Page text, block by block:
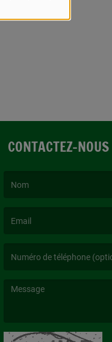
CONTACTEZ-NOUS